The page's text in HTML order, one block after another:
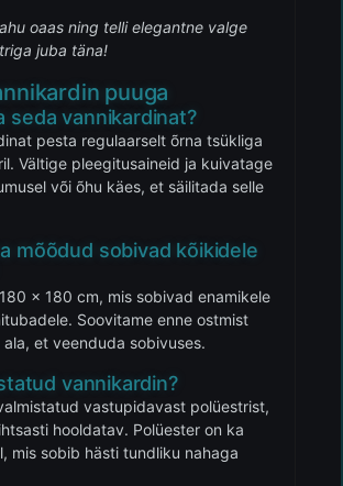
oaas ning telli elegantne valge
juba täna!
puuga
seda vannikardinat?
pesta regulaarselt õrna tsükliga
Vältige pleegitusaineid ja kuivatage
või õhu käes, et säilitada selle
mõõdud sobivad kõikidele
x 180 cm, mis sobivad enamikele
Soovitame enne ostmist
et veenduda sobivuses.
vannikardin?
vastupidavast polüestrist,
hooldatav. Polüester on ka
mis sobib hästi tundliku nahaga